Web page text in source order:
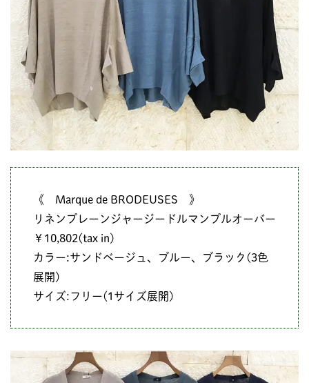
《 Marque de BRODEUSES 》
リネンプレーンジャージードルマンプルオーバー
￥10,802(tax in)
カラー:サンドベージュ、ブルー、ブラック(3色
展開)
サイズ:フリー(1サイズ展開)